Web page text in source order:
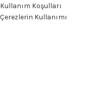
Kullanım Koşulları
Çerezlerin Kullanımı